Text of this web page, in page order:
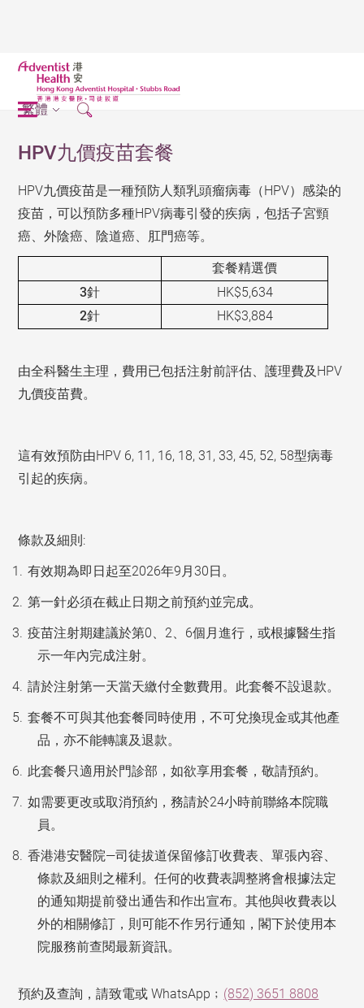
繁體
HPV九價疫苗套餐
HPV九價疫苗是一種預防人類乳頭瘤病毒（HPV）感染的
疫苗，可以預防多種HPV病毒引發的疾病，包括子宮頸
癌、外陰癌、陰道癌、肛門癌等。
套餐精選價
3針
HK$5,634
2針
HK$3,884
由全科醫生主理，費用已包括注射前評估、護理費及HPV
九價疫苗費。
這有效預防由HPV 6, 11, 16, 18, 31, 33, 45, 52, 58型病毒
引起的疾病。
條款及細則:
有效期為即日起至2026年9月30日。
第一針必須在截止日期之前預約並完成。
疫苗注射期建議於第0、2、6個月進行，或根據醫生指
示一年內完成注射。
請於注射第一天當天繳付全數費用。此套餐不設退款。
套餐不可與其他套餐同時使用，不可兌換現金或其他產
品，亦不能轉讓及退款。
此套餐只適用於門診部，如欲享用套餐，敬請預約。
如需要更改或取消預約，務請於24小時前聯絡本院職
員。
香港港安醫院—司徒拔道保留修訂收費表、單張內容、
條款及細則之權利。任何的收費表調整將會根據法定
的通知期提前發出通告和作出宣布。其他與收費表以
外的相關修訂，則可能不作另行通知，閣下於使用本
院服務前查閱最新資訊。
預約及查詢，請致電或 WhatsApp﹔ (852) 3651 8808